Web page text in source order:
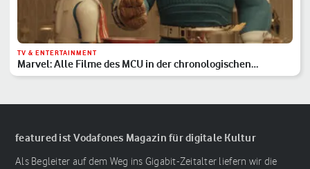
TV & ENTERTAINMENT
Marvel: Alle Filme des MCU in der chronologischen
Reihenfolge
featured ist Vodafones Magazin für digitale Kultur
Als Begleiter auf dem Weg ins Gigabit-Zeitalter liefern wir die